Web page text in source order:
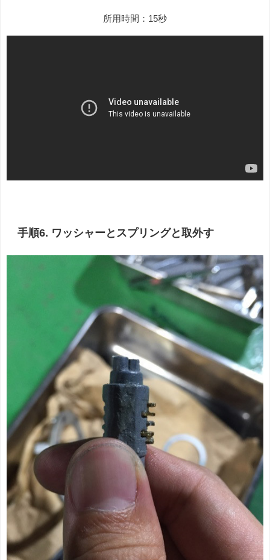
所用時間：15秒
手順6. ワッシャーとスプリングと取外す